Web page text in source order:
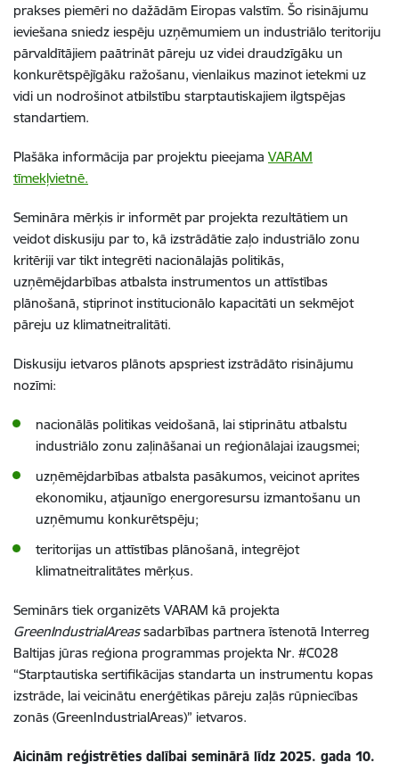
prakses piemēri no dažādām Eiropas valstīm. Šo risinājumu
ieviešana sniedz iespēju uzņēmumiem un industriālo teritoriju
pārvaldītājiem paātrināt pāreju uz videi draudzīgāku un
konkurētspējīgāku ražošanu, vienlaikus mazinot ietekmi uz
vidi un nodrošinot atbilstību starptautiskajiem ilgtspējas
standartiem.
Plašāka informācija par projektu pieejama VARAM
tīmekļvietnē.
Semināra mērķis ir informēt par projekta rezultātiem un
veidot diskusiju par to, kā izstrādātie zaļo industriālo zonu
kritēriji var tikt integrēti nacionālajās politikās,
uzņēmējdarbības atbalsta instrumentos un attīstības
plānošanā, stiprinot institucionālo kapacitāti un sekmējot
pāreju uz klimatneitralitāti.
Diskusiju ietvaros plānots apspriest izstrādāto risinājumu
nozīmi:
nacionālās politikas veidošanā, lai stiprinātu atbalstu
industriālo zonu zaļināšanai un reģionālajai izaugsmei;
uzņēmējdarbības atbalsta pasākumos, veicinot aprites
ekonomiku, atjaunīgo energoresursu izmantošanu un
uzņēmumu konkurētspēju;
teritorijas un attīstības plānošanā, integrējot
klimatneitralitātes mērķus.
Seminārs tiek organizēts VARAM kā projekta
GreenIndustrialAreassadarbības partnera īstenotā Interreg
Baltijas jūras reģiona programmas projekta Nr. #C028
“Starptautiska sertifikācijas standarta un instrumentu kopas
izstrāde, lai veicinātu enerģētikas pāreju zaļās rūpniecības
zonās (GreenIndustrialAreas)” ietvaros.
Aicinām reģistrēties dalībai seminārā līdz 2025. gada 10.